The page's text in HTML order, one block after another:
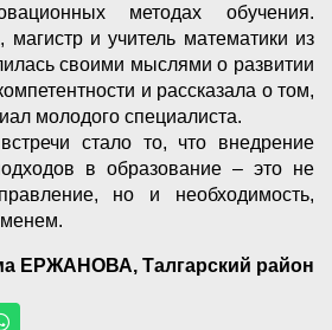
методах обучения.
и учитель математики из
своими мыслями о развитии
и рассказала о том,
молодого специалиста.
стало то, что внедрение
в образование – это не
но и необходимость,
ЕРЖАНОВА, Талгарский район